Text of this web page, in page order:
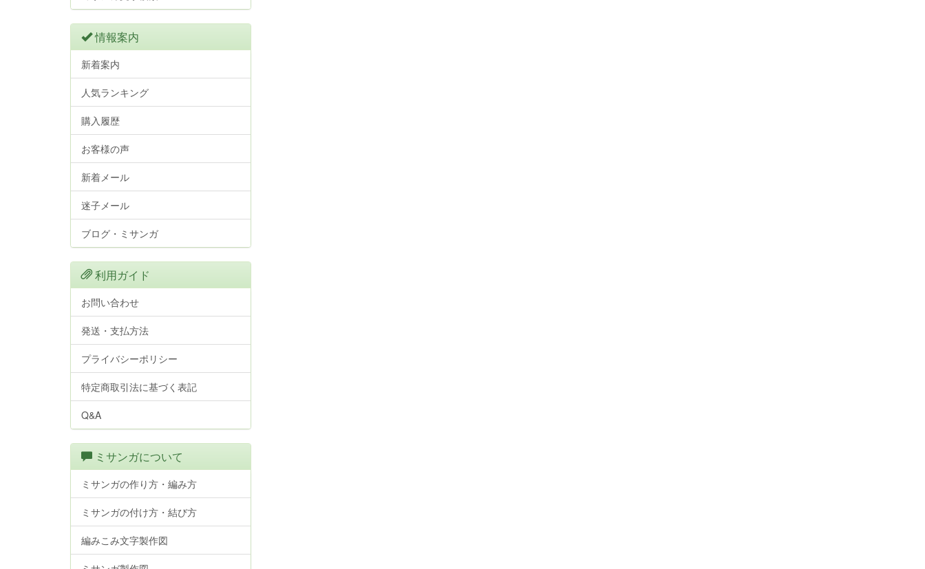
情報案内
新着案内
人気ランキング
購入履歴
お客様の声
新着メール
迷子メール
ブログ・ミサンガ
利用ガイド
お問い合わせ
発送・支払方法
プライバシーポリシー
特定商取引法に基づく表記
Q&A
ミサンガについて
ミサンガの作り方・編み方
ミサンガの付け方・結び方
編みこみ文字製作図